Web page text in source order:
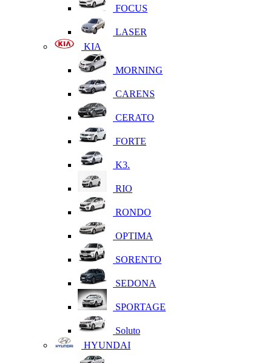
FOCUS
LASER
KIA
MORNING
CARENS
CERATO
FORTE
K3.
RIO
RONDO
OPTIMA
SORENTO
SEDONA
SPORTAGE
Soluto
HYUNDAI